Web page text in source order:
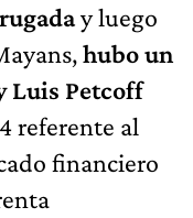
y luego
hubo un
Luis Petcoff
referente al
financiero